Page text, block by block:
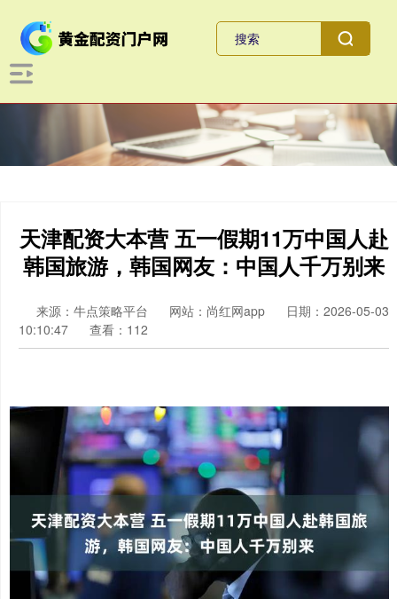
天津配资大本营 五一假期11万中国人赴
韩国旅游，韩国网友：中国人千万别来
来源：牛点策略平台 网站：尚红网app
日期：2026-05-03
10:10:47
查看：112